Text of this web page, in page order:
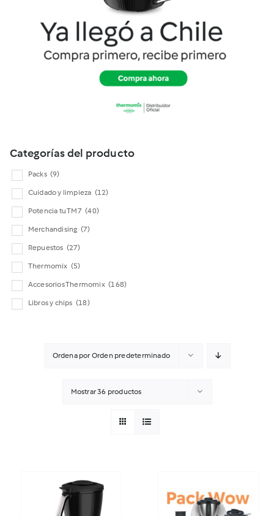
Cookidoo
Categorías del producto
Packs (9)
Cuidado y limpieza (12)
Potencia tu TM7 (40)
Merchandising (7)
Repuestos (27)
Thermomix (5)
Accesorios Thermomix (168)
Libros y chips (18)
Ordena porOrden predeterminado
Mostrar36 productos